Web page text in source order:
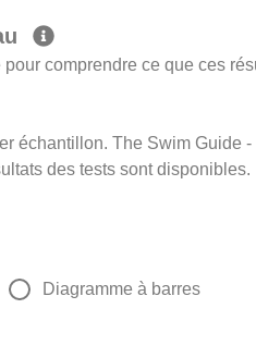
comprendre ce que ces
échantillon. The Swim Guide
des tests sont disponibles.
Diagramme à barres